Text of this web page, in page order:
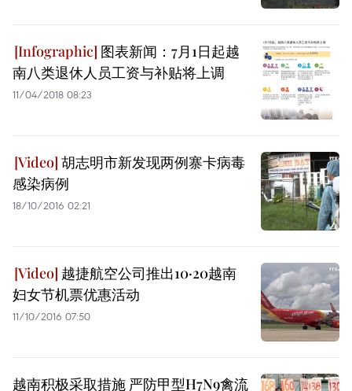
图表新闻：7月1日起越
南八类退休人员工资与补贴将上调
11/04/2018 08:23
胡志明市新发现两例寨卡病毒
感染病例
18/10/2016 02:21
越捷航空公司推出10·20越南
妇女节机票优惠活动
11/10/2016 07:50
越南积极采取措施 严防甲型H7N9禽流